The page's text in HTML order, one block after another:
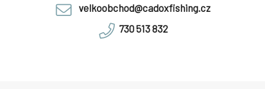
velkoobchod@cadoxfishing.cz
730 513 832